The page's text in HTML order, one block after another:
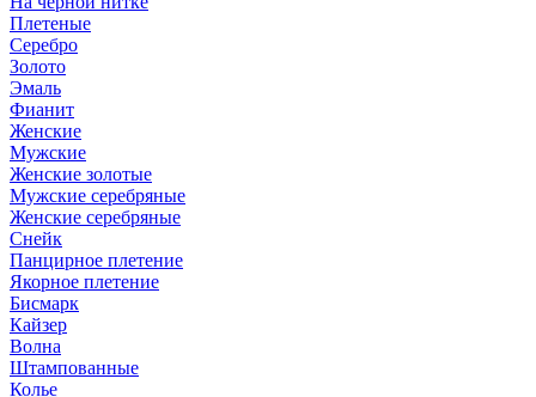
Плетеные
Серебро
Золото
Эмаль
Фианит
Женские
Мужские
Женские золотые
Мужские серебряные
Женские серебряные
Снейк
Панцирное плетение
Якорное плетение
Бисмарк
Кайзер
Волна
Штампованные
Колье